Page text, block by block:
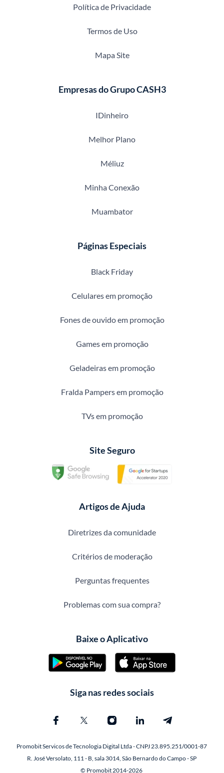
Política de Privacidade
Termos de Uso
Mapa Site
Empresas do Grupo CASH3
IDinheiro
Melhor Plano
Méliuz
Minha Conexão
Muambator
Páginas Especiais
Black Friday
Celulares em promoção
Fones de ouvido em promoção
Games em promoção
Geladeiras em promoção
Fralda Pampers em promoção
TVs em promoção
Site Seguro
Artigos de Ajuda
Diretrizes da comunidade
Critérios de moderação
Perguntas frequentes
Problemas com sua compra?
Baixe o Aplicativo
Siga nas redes sociais
Promobit Servicos de Tecnologia Digital Ltda - CNPJ 23.895.251/0001-87
R. José Versolato, 111 - B, sala 3014, São Bernardo do Campo - SP
© Promobit 2014-2026